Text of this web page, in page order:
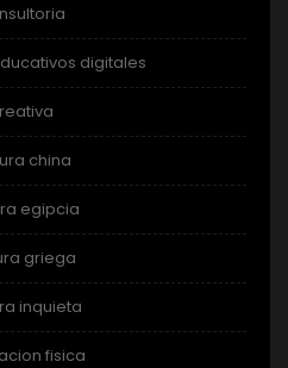
digitales
china
egipcia
griega
inquieta
fisica